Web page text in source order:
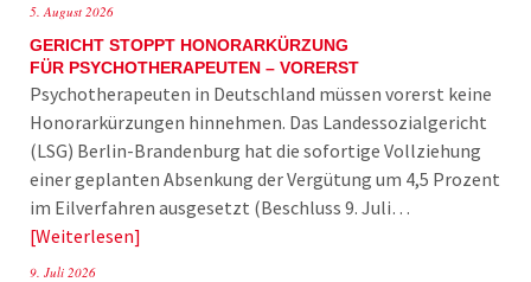
5. August 2026
GERICHT STOPPT HONORARKÜRZUNG
FÜR PSYCHOTHERAPEUTEN – VORERST
Psychotherapeuten in Deutschland müssen vorerst keine
Honorarkürzungen hinnehmen. Das Landessozialgericht
(LSG) Berlin-Brandenburg hat die sofortige Vollziehung
einer geplanten Absenkung der Vergütung um 4,5 Prozent
im Eilverfahren ausgesetzt (Beschluss 9. Juli…
Weiterlesen
9. Juli 2026